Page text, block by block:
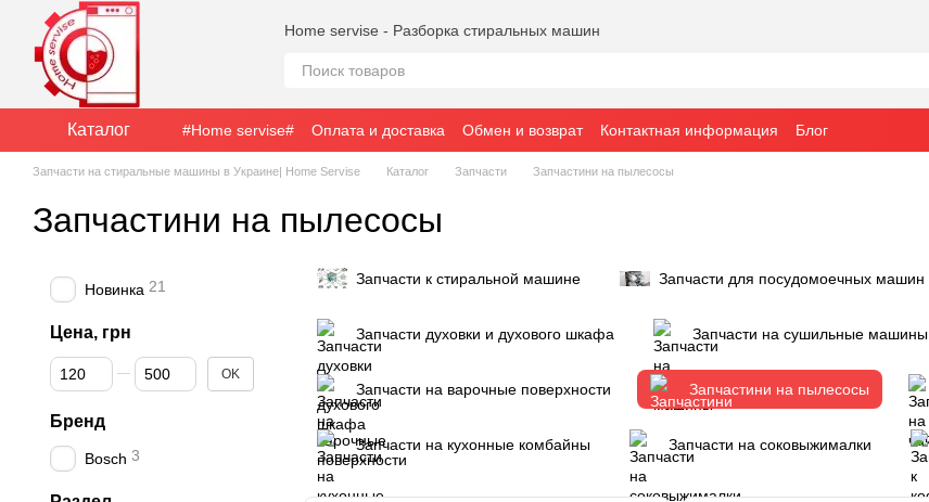
Перейти к основному контенту
Home servise - Разборка стиральных машин
Каталог #Home servise# Оплата и доставка Обмен и возврат Контактная информация Блог
Запчасти на стиральные машины в Украине| Home Servise Каталог Запчасти Запчастини на пылесосы
Запчастини на пылесосы
Запчасти к стиральной машине Запчасти для посудомоечных машин
Запчасти духовки и духового шкафа Запчасти на сушильные машины
Запчасти на варочные поверхности Запчастини на пылесосы
Запчасти на кухонные комбайны Запчасти на соковыжималки
Новинка 21
Цена, грн
От Цена, грн
До Цена, грн OK
Бренд
Bosch 3